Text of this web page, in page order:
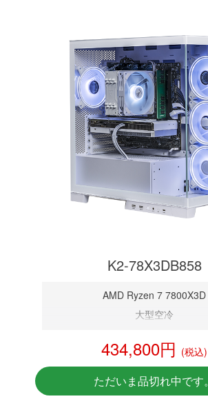
K2-78X3DB858
AMD Ryzen 7 7800X3D
大型空冷
RTX 5080 16GB
NVMeSSD 1TB
Windows11 Home 64bit
434,800円 (税込)
ただいま品切れ中です。